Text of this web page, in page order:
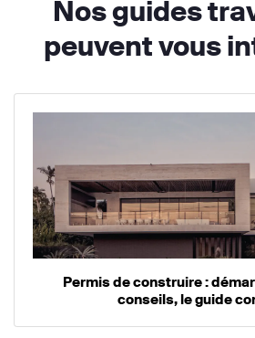
Nos guides
peuvent vous
Permis de construire :
conseils, le guide